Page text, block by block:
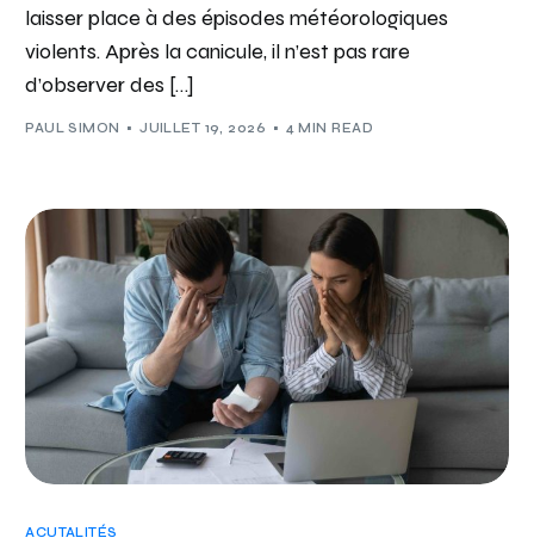
laisser place à des épisodes météorologiques
violents. Après la canicule, il n’est pas rare
d’observer des […]
PAUL SIMON JUILLET 19, 2026 4 MIN READ
ACUTALITÉS